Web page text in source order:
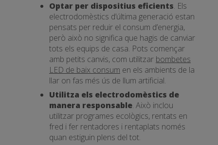
Optar per dispositius eficients. Els
electrodomèstics d’última generació estan
pensats per reduir el consum d’energia,
però això no significa que hagis de canviar
tots els equips de casa. Pots començar
amb petits canvis, com utilitzar bombetes
LED de baix consum en els ambients de la
llar on fas més ús de llum artificial.
Utilitza els electrodomèstics de
manera responsable. Això inclou
utilitzar programes ecològics, rentats en
fred i fer rentadores i rentaplats només
quan estiguin plens del tot.